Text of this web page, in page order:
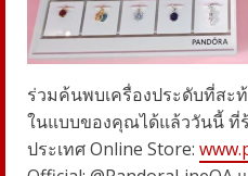
ร่วมค้นพบเครื่องประดับที่สะ
ในแบบของคุณได้แล้ววันนี้ ที่
ประเทศ Online Store: